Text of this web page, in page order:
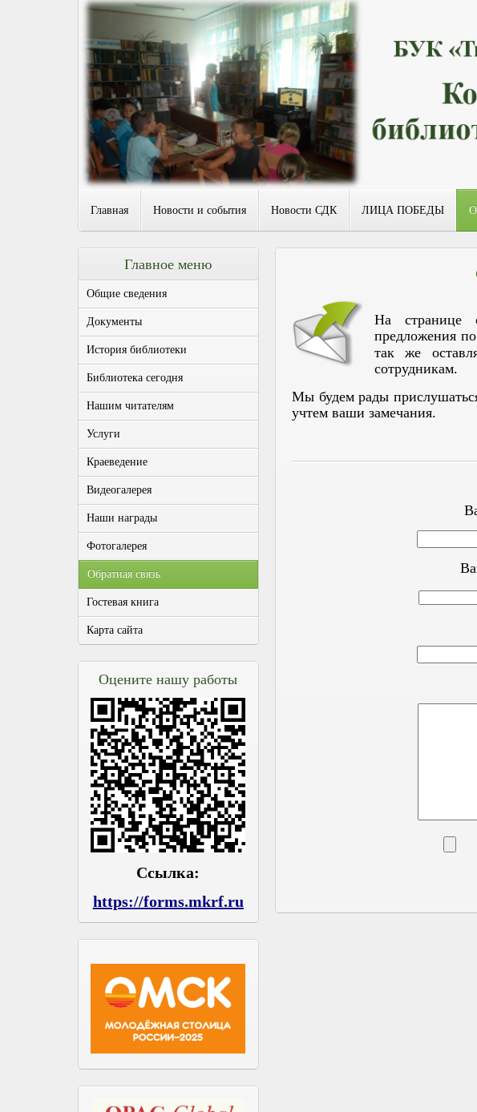
Главная Новости и события Новости СДК ЛИЦА ПОБЕДЫ
На странице
предложения
так же
сотрудникам.
Мы будем рады
учтем ваши замечания.
Главное меню
Общие сведения
Документы
История библиотеки
Библиотека сегодня
Нашим читателям
Услуги
Краеведение
Видеогалерея
Наши награды
Фотогалерея
Обратная связь
Гостевая книга
Карта сайта
Оцените нашу работы
Ссылка:
https://forms.mkrf.ru